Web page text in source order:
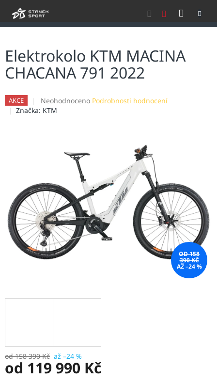
Elektrokolo KTM MACINA
CHACANA 791 2022
AKCE
Průměrné
hodnocení
Neohodnoceno Podrobnosti hodnocení
Značka: KTM
OD 158
390 KČ
AŽ –24 %
od 158 390 Kč až –24 %
od 119 990 Kč